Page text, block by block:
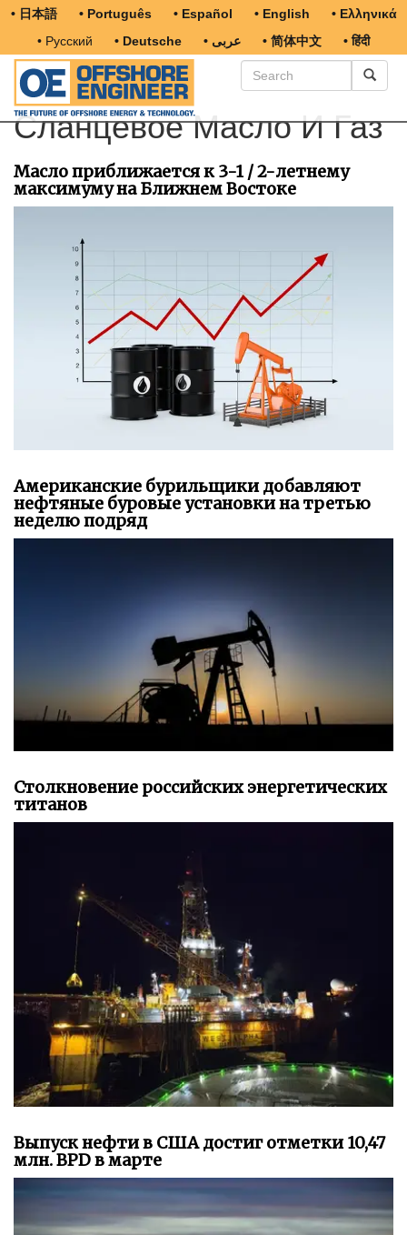
• 日本語 • Português • Español • English
• Ελληνικά
• Русский
• Deutsche • عربى • 简体中文 • हिंदी
Сланцевое Масло И Газ
Масло приближается к 3-1 / 2-летнему
максимуму на Ближнем Востоке
Американские бурильщики добавляют
нефтяные буровые установки на третью
неделю подряд
Столкновение российских энергетических
титанов
Выпуск нефти в США достиг отметки 10,47
млн. BPD в марте